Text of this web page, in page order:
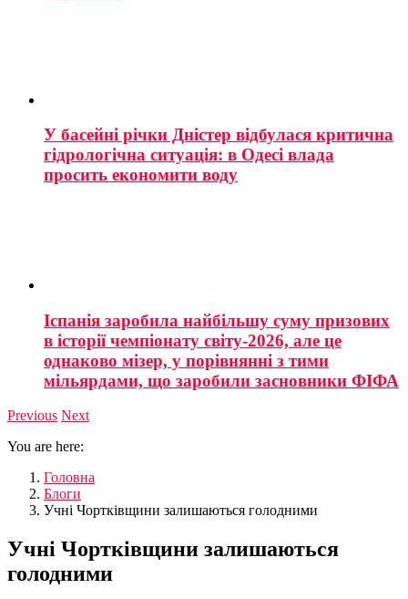
У басейні річки Дністер відбулася критична
гідрологічна ситуація: в Одесі влада
просить економити воду
Іспанія заробила найбільшу суму призових
в історії чемпіонату світу-2026, але це
однаково мізер, у порівнянні з тими
мільярдами, що заробили засновники ФІФА
Previous Next
You are here:
Головна
Блоги
Учні Чортківщини залишаються голодними
Учні Чортківщини залишаються
голодними